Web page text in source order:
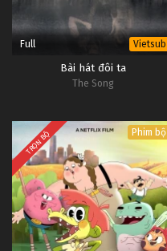
Full Vietsub
Bài hát đôi ta
The Song
TRỌN BỘ Phim bộ